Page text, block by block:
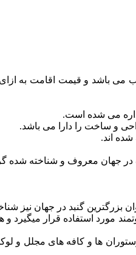
باشد و قیمت اقامت به
و ساخت را دارا می باشد.
اند.
در جهان معروف و شناخته شده
استفاده قرار میگیرد و